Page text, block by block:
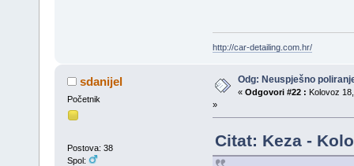
http://car-detailing.com.hr/
sdanijel
Početnik
Postova: 38
Spol:
Odg: Neuspješno
« Odgovori #22 : Kolovoz
»
Citat: Keza -